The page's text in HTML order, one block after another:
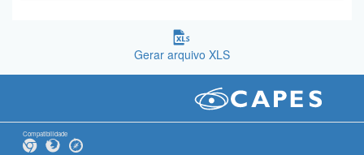
Gerar arquivo XLS
Compatibilidade